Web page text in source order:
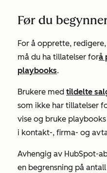
Før du
For å opprette,
må du ha tillatelser forå
playbooks.
Brukere med tildelte
som ikke har tillatelser
vise og bruke
i kontakt-, firma- og
Avhengig av HubSpot-
en begrensning på